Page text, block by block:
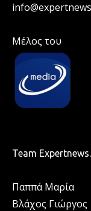
Μέλος του
Team
Παππά Μαρία
Βλάχος Γιώργος